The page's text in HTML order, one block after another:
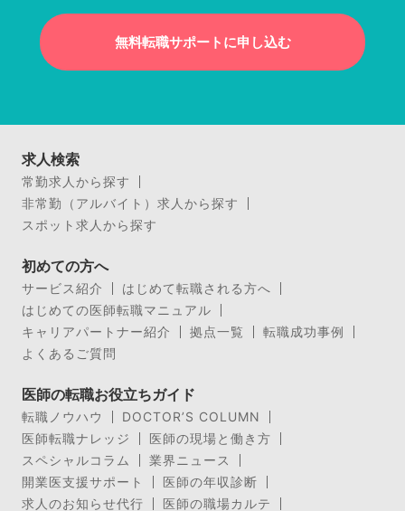
無料転職サポートに申し込む
求人検索
常勤求人から探す
非常勤（アルバイト）求人から探す
スポット求人から探す
初めての方へ
サービス紹介
はじめて転職される方へ
はじめての医師転職マニュアル
キャリアパートナー紹介
拠点一覧
転職成功事例
よくあるご質問
医師の転職お役立ちガイド
転職ノウハウ
DOCTOR’S COLUMN
医師転職ナレッジ
医師の現場と働き方
スペシャルコラム
業界ニュース
開業医支援サポート
医師の年収診断
求人のお知らせ代行
医師の職場カルテ